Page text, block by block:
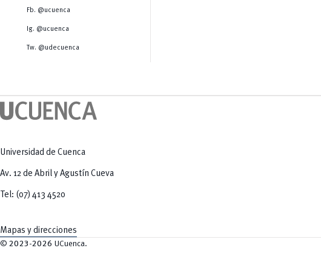
Tecnologías
Radio Universitaria
Sostenibilidad
Fb. @ucuenca
Ig. @ucuenca
Tw. @udecuenca
Universidad de Cuenca
Av. 12 de Abril y Agustín Cueva
Tel: (07) 413 4520
Mapas y direcciones
© 2023-2026 UCuenca.